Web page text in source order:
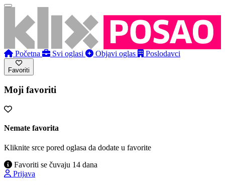
Početna Svi oglasi Objavi oglas Poslodavci
Favoriti
Moji favoriti
Nemate favorita
Kliknite srce pored oglasa da dodate u favorite
Favoriti se čuvaju 14 dana
Prijava